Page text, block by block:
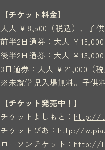
【チケット料金】
大人 ￥8,500（税込）、子供
前半2日通券：大人 ￥
後半2日通券：大人 ￥
3日通券：大人 ￥21,000（
※未就学児入場無料。子供
【チケット発売中！】
チケットよしもと： http://
チケットぴあ： http://
ローソンチケット： http://l-